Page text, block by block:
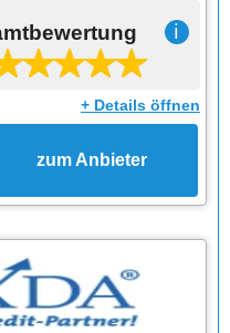
ℹ
+ Details öffnen
zum Anbieter